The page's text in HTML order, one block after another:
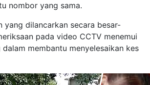
nombor yang sama.
yang dilancarkan secara besar-
pada video CCTV menemui
membantu menyelesaikan kes